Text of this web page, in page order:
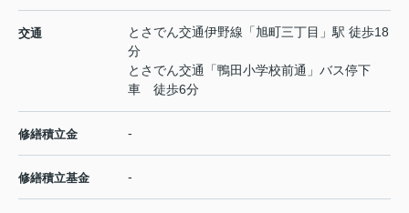
交通 とさでん交通伊野線 「旭町三丁目 」駅 徒歩18
分
とさでん交通「鴨田小学校前通」バス停下
車 徒歩6分
修繕積立金 -
修繕積立基金 -